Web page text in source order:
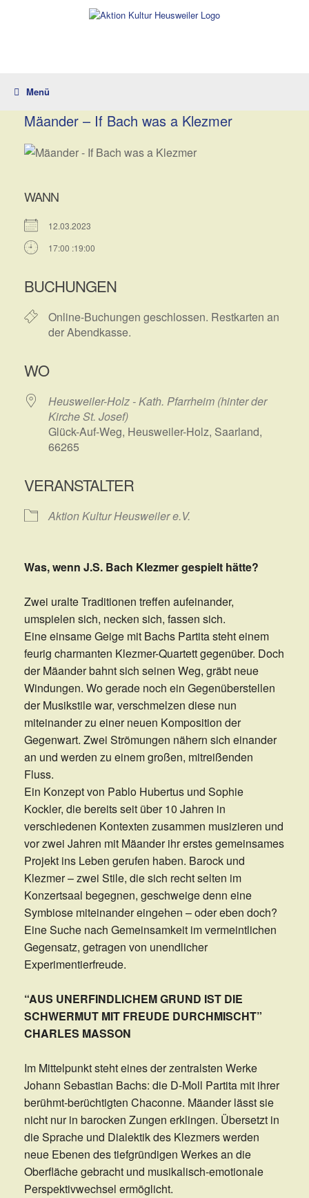
Menü
Mäander – If Bach was a Klezmer
WANN
12.03.2023
17:00 :19:00
BUCHUNGEN
Online-Buchungen geschlossen. Restkarten an
der Abendkasse.
WO
Heusweiler-Holz - Kath. Pfarrheim (hinter der
Kirche St. Josef)
Glück-Auf-Weg, Heusweiler-Holz, Saarland,
66265
VERANSTALTER
Aktion Kultur Heusweiler e.V.
Was, wenn J.S. Bach Klezmer gespielt hätte?
Zwei uralte Traditionen treffen aufeinander,
umspielen sich, necken sich, fassen sich.
Eine einsame Geige mit Bachs Partita steht einem
feurig charmanten Klezmer-Quartett gegenüber. Doch
der Mäander bahnt sich seinen Weg, gräbt neue
Windungen. Wo gerade noch ein Gegenüberstellen
der Musikstile war, verschmelzen diese nun
miteinander zu einer neuen Komposition der
Gegenwart. Zwei Strömungen nähern sich einander
an und werden zu einem großen, mitreißenden
Fluss.
Ein Konzept von Pablo Hubertus und Sophie
Kockler, die bereits seit über 10 Jahren in
verschiedenen Kontexten zusammen musizieren und
vor zwei Jahren mit Mäander ihr erstes gemeinsames
Projekt ins Leben gerufen haben. Barock und
Klezmer – zwei Stile, die sich recht selten im
Konzertsaal begegnen, geschweige denn eine
Symbiose miteinander eingehen – oder eben doch?
Eine Suche nach Gemeinsamkeit im vermeintlichen
Gegensatz, getragen von unendlicher
Experimentierfreude.
“AUS UNERFINDLICHEM GRUND IST DIE
SCHWERMUT MIT FREUDE DURCHMISCHT”
CHARLES MASSON
Im Mittelpunkt steht eines der zentralsten Werke
Johann Sebastian Bachs: die D-Moll Partita mit ihrer
berühmt-berüchtigten Chaconne. Mäander lässt sie
nicht nur in barocken Zungen erklingen. Übersetzt in
die Sprache und Dialektik des Klezmers werden
neue Ebenen des tiefgründigen Werkes an die
Oberfläche gebracht und musikalisch-emotionale
Perspektivwechsel ermöglicht.